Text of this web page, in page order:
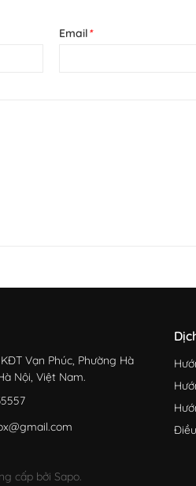
Email*
Vạn Phúc, Phường Hà
Nội, Việt Nam.
cấp bởi Sapo.